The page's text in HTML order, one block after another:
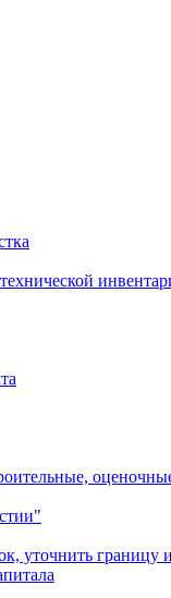
уточнить границу